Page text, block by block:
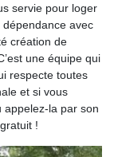
servie pour loger
avec
création de
une équipe qui
respecte toutes
et si vous
appelez-la par son
!